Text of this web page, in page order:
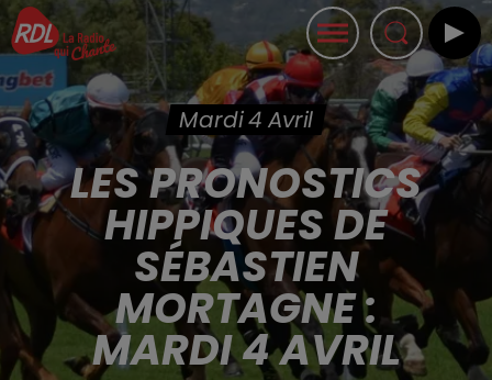
Mardi 4 Avril
LES PRONOSTICS
HIPPIQUES DE
SÉBASTIEN
MORTAGNE :
MARDI 4 AVRIL